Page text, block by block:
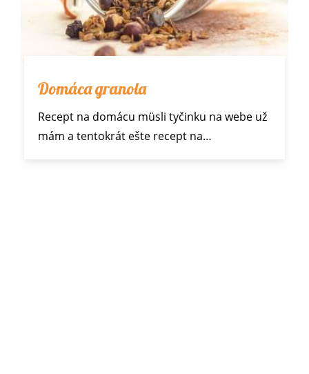
Domáca granola
Recept na domácu müsli tyčinku na webe už
mám a tentokrát ešte recept na…